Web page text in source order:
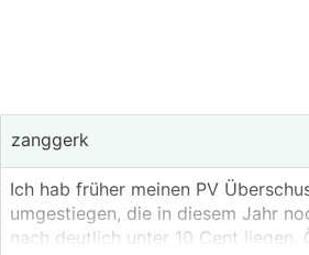
zanggerk
Ich hab früher meinen PV
umgestiegen, die in diesem Jahr
nach deutlich unter 10 Cent